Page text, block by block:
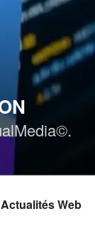
Actualités Web